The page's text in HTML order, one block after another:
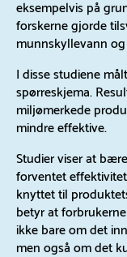
eksempelvis på
forskerne gjorde
munnskyllevann
I disse studiene
spørreskjema.
miljømerkede
mindre effektive.
Studier viser at
forventet
knyttet til
betyr at
ikke bare om det
men også om det